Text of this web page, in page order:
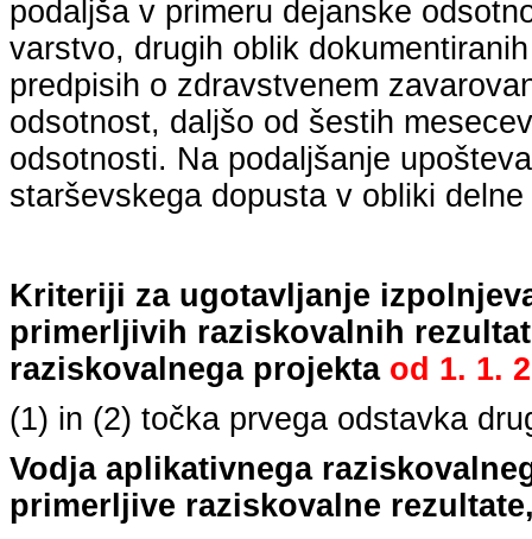
podaljša v primeru dejanske
varstvo, drugih oblik
predpisih o zdravstvenem
odsotnost, daljšo od šestih
odsotnosti. Na podaljšanje
starševskega dopusta v obliki
Kriteriji za ugotavljanje
primerljivih raziskovalnih
raziskovalnega projekta od 1. 1.
(1) in (2) točka prvega odstavka
Vodja aplikativnega
primerljive raziskovalne